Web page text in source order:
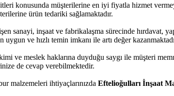
konusunda müşterilerine en iyi fiyatla hizmet
ürün tedariki sağlamaktadır.
sanayi, inşaat ve fabrikalaşma sürecinde hırdavat,
uygun ve hızlı temin imkanı ile artı değer
ve meslek haklarına duyduğu saygı ile müşteri
de cevap verebilmektedir.
malzemeleri ihtiyaçlarınızda Eftelioğulları İnşaat